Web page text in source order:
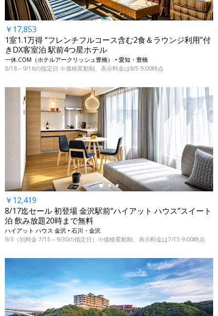
￥17,853
1室1.1万得 “フレンチフルコース含む2食＆ラウンジ利用”付
きDX客室泊 駅前4つ星ホテル
一休.COM（ホテルアークリッシュ豊橋） • 愛知・豊橋
8/18～9/16の指定日 ※価格変動制、表示料金は8/5 9:00時点
￥12,419
8/17迄セール 初登場 金沢駅前“ハイアット ハウス”スイート
泊 飲み放題20時まで無料
ハイアット ハウス 金沢 • 石川・金沢
9/3（別料金 7/15～9/30の指定日）※価格変動制、表示料金は7/15 9:00時点
←